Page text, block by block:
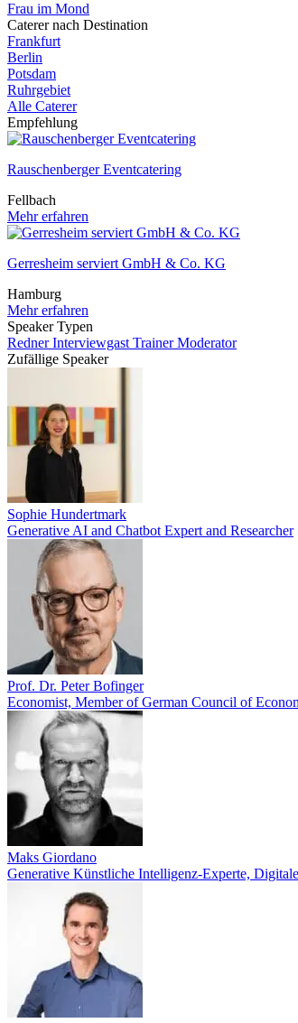
Frau im Mond
Caterer nach Destination
Frankfurt
Berlin
Potsdam
Ruhrgebiet
Alle Caterer
Empfehlung
Rauschenberger Eventcatering
Fellbach
Mehr erfahren
Gerresheim serviert GmbH & Co. KG
Hamburg
Mehr erfahren
Speaker Typen
RednerInterviewgast TrainerModerator
Zufällige Speaker
Sophie Hundertmark
Generative AI and Chatbot Expert and Researcher
Prof. Dr. Peter Bofinger
Economist, Member of German Council of
Maks Giordano
Generative Künstliche Intelligenz-Experte,